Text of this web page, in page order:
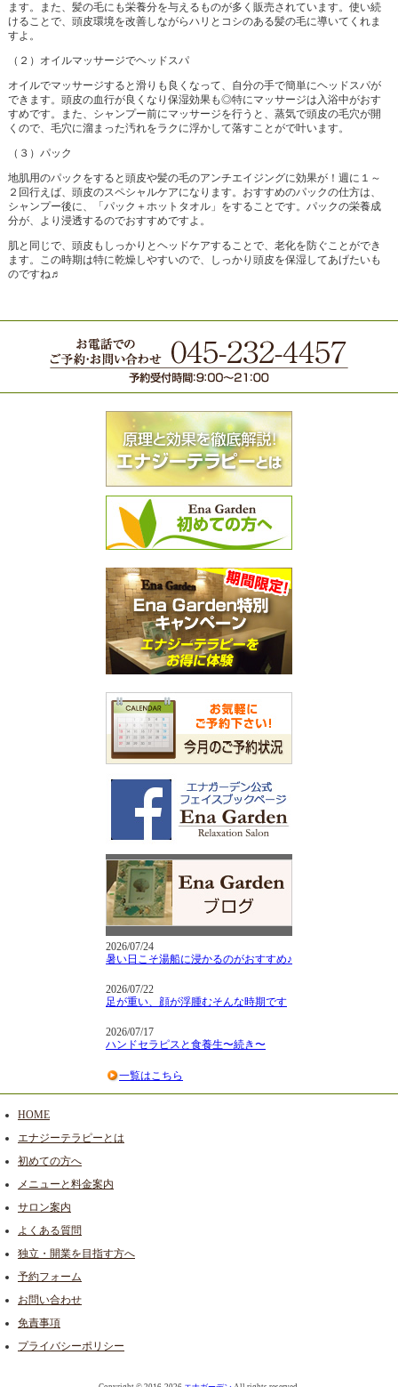
ます。また、髪の毛にも栄養分を与えるものが多く販売されています。使い続
けることで、頭皮環境を改善しながらハリとコシのある髪の毛に導いてくれま
すよ。
（２）オイルマッサージでヘッドスパ
オイルでマッサージすると滑りも良くなって、自分の手で簡単にヘッドスパが
できます。頭皮の血行が良くなり保湿効果も◎特にマッサージは入浴中がおす
すめです。また、シャンプー前にマッサージを行うと、蒸気で頭皮の毛穴が開
くので、毛穴に溜まった汚れをラクに浮かして落すことがで叶います。
（３）パック
地肌用のパックをすると頭皮や髪の毛のアンチエイジングに効果が！週に１～
２回行えば、頭皮のスペシャルケアになります。おすすめのパックの仕方は、
シャンプー後に、「パック＋ホットタオル」をすることです。パックの栄養成
分が、より浸透するのでおすすめですよ。
肌と同じで、頭皮もしっかりとヘッドケアすることで、老化を防ぐことができ
ます。この時期は特に乾燥しやすいので、しっかり頭皮を保湿してあげたいも
のですね♬
2026/07/24
暑い日こそ湯船に浸かるのがおすすめ♪
2026/07/22
足が重い、顔が浮腫むそんな時期です
2026/07/17
ハンドセラピスと食養生〜続き〜
一覧はこちら
HOME
エナジーテラピーとは
初めての方へ
メニューと料金案内
サロン案内
よくある質問
独立・開業を目指す方へ
予約フォーム
お問い合わせ
免責事項
プライバシーポリシー